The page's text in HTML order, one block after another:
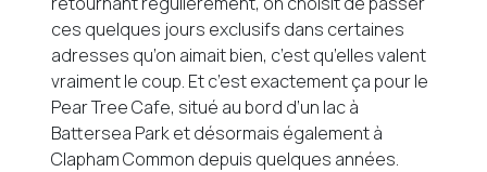
ces quelques jours exclusifs dans certaines
adresses qu’on aimait bien, c’est qu’elles valent
vraiment le coup. Et c’est exactement ça pour le
Pear Tree Cafe, situé au bord d’un lac à
Battersea Park et désormais également à
Clapham Common depuis quelques années.